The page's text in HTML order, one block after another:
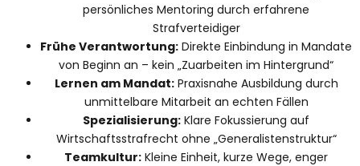
persönliches Mentoring durch erfahrene
Strafverteidiger
Frühe Verantwortung: Direkte Einbindung in Mandate
von Beginn an – kein „Zuarbeiten im Hintergrund“
Lernen am Mandat:Praxisnahe Ausbildung durch
unmittelbare Mitarbeit an echten Fällen
Spezialisierung: Klare Fokussierung auf
Wirtschaftsstrafrecht ohne „Generalistenstruktur“
Teamkultur: Kleine Einheit, kurze Wege, enger